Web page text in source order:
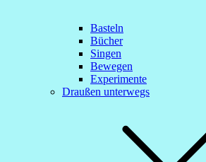
Basteln
Bücher
Singen
Bewegen
Experimente
Draußen unterwegs